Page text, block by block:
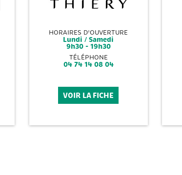
HORAIRES D'OUVERTURE
Lundi / Samedi
9h30 - 19h30
TÉLÉPHONE
04 74 14 08 04
VOIR LA FICHE